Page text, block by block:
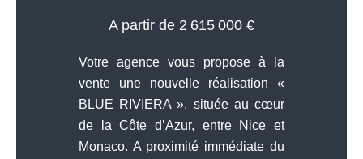
A partir de 2 615 000 €
Votre agence vous propose à la
vente une nouvelle réalisation «
BLUE RIVIERA », située au cœur
de la Côte d’Azur, entre Nice et
Monaco. A proximité immédiate du